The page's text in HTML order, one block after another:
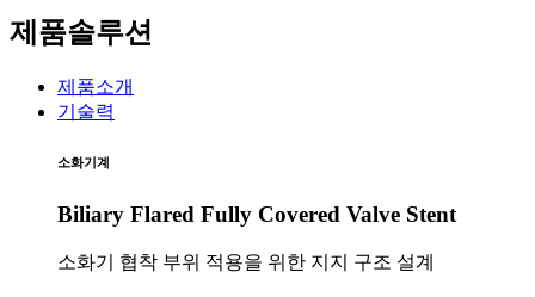
제품솔루션
제품소개
기술력
소화기계
Biliary Flared Fully Covered Valve Stent
소화기 협착 부위 적용을 위한 지지 구조 설계